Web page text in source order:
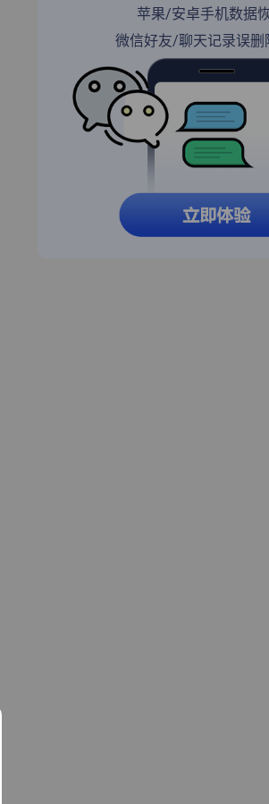
苹果/安卓手机数据
微信好友/聊天记录误删